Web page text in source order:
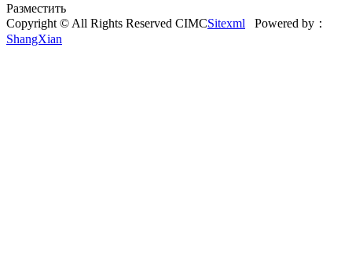
Разместить
Copyright © All Rights Reserved CIMCSitexml Powered by：
ShangXian